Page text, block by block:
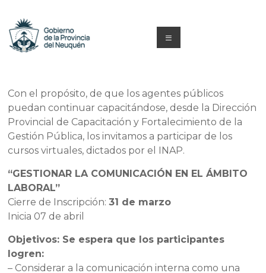
contenido
y
Formación
Neuquén
Menú
Con el propósito, de que los agentes públicos
puedan continuar capacitándose, desde la Dirección
Provincial de Capacitación y Fortalecimiento de la
Gestión Pública, los invitamos a participar de los
cursos virtuales, dictados por el INAP.
“GESTIONAR LA COMUNICACIÓN EN EL ÁMBITO
LABORAL”
Cierre de Inscripción:31 de marzo
Inicia 07 de abril
Objetivos: Se espera que los participantes
logren:
– Considerar a la comunicación interna como una